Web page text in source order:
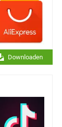
Downloaden